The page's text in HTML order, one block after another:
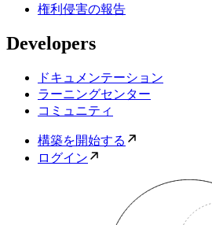
権利侵害の報告
Developers
ドキュメンテーション
ラーニングセンター
コミュニティ
構築を開始する
ログイン